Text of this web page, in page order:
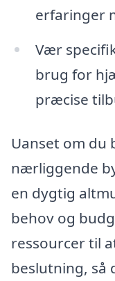
erfaringer
Vær
brug for
præcise
Uanset om du
nærliggende
en dygtig
behov og
ressourcer til
beslutning, så